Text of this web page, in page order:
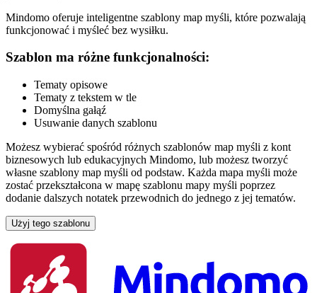
Mindomo oferuje inteligentne szablony map myśli, które pozwalają
funkcjonować i myśleć bez wysiłku.
Szablon ma różne funkcjonalności:
Tematy opisowe
Tematy z tekstem w tle
Domyślna gałąź
Usuwanie danych szablonu
Możesz wybierać spośród różnych szablonów map myśli z kont
biznesowych lub edukacyjnych Mindomo, lub możesz tworzyć
własne szablony map myśli od podstaw. Każda mapa myśli może
zostać przekształcona w mapę szablonu mapy myśli poprzez
dodanie dalszych notatek przewodnich do jednego z jej tematów.
Użyj tego szablonu